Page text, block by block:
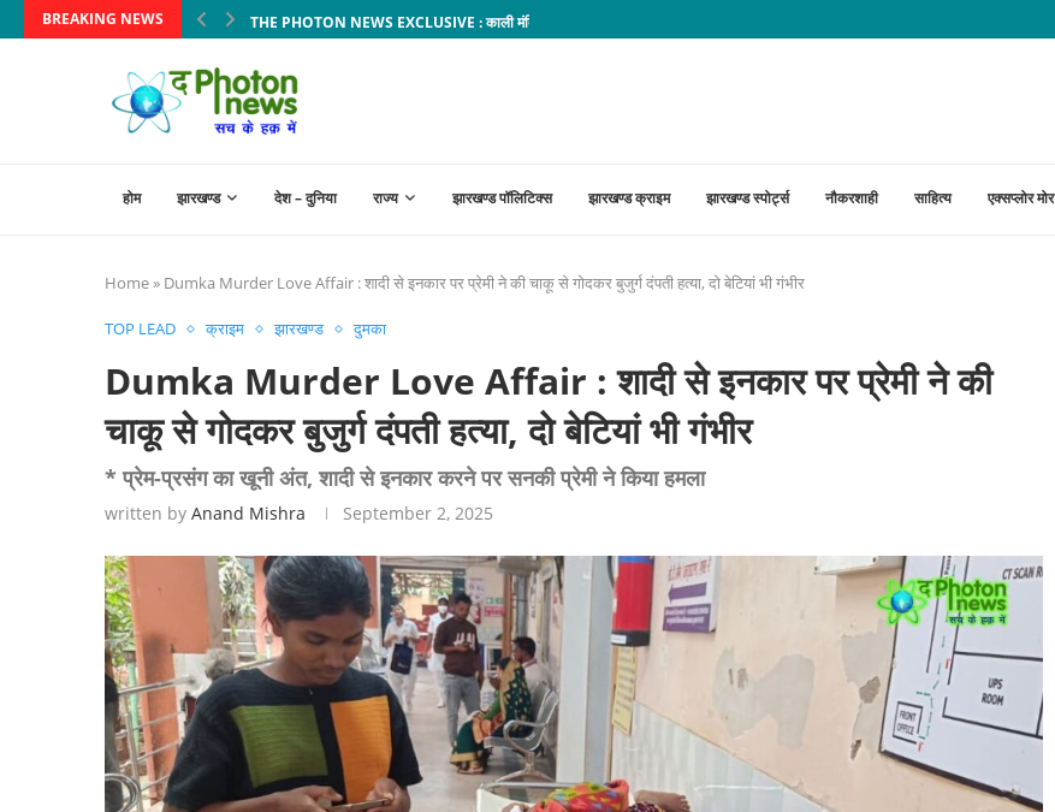
BREAKING NEWS THE PHOTON NEWS EXCLUSIVE : काली मंदिर से बहरागोड़ा तक नेशनल हाईवे पर लगेंगे 20...
होम झारखण्ड देश – दुनिया राज्य झारखण्ड पॉलिटिक्स झारखण्ड क्राइम झारखण्ड स्पोर्ट्स नौकरशाही साहित्य एक्सप्लोर मोर
Home» Dumka Murder Love Affair : शादी से इनकार पर प्रेमी ने की चाकू से गोदकर बुजुर्ग दंपती हत्या, दो बेटियां भी गंभीर
TOP LEAD क्राइम झारखण्ड दुमका
Dumka Murder Love Affair : शादी से इनकार पर प्रेमी ने की
चाकू से गोदकर बुजुर्ग दंपती हत्या, दो बेटियां भी गंभीर
* प्रेम-प्रसंग का खूनी अंत, शादी से इनकार करने पर सनकी प्रेमी ने किया हमला
written by Anand Mishra September 2, 2025